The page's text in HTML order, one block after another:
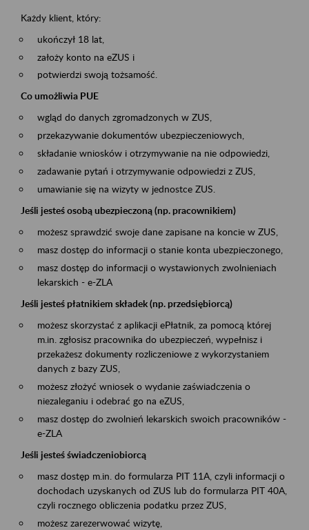
Każdy klient, który:
ukończył 18 lat,
założy konto na eZUS i
potwierdzi swoją tożsamość.
Co umożliwia PUE
wgląd do danych zgromadzonych w ZUS,
przekazywanie dokumentów ubezpieczeniowych,
składanie wniosków i otrzymywanie na nie odpowiedzi,
zadawanie pytań i otrzymywanie odpowiedzi z ZUS,
umawianie się na wizyty w jednostce ZUS.
Jeśli jesteś osobą ubezpieczoną (np. pracownikiem)
możesz sprawdzić swoje dane zapisane na koncie w ZUS,
masz dostęp do informacji o stanie konta ubezpieczonego,
masz dostęp do informacji o wystawionych zwolnieniach
lekarskich - e-ZLA
Jeśli jesteś płatnikiem składek (np. przedsiębiorcą)
możesz skorzystać z aplikacji ePłatnik, za pomocą której
m.in. zgłosisz pracownika do ubezpieczeń, wypełnisz i
przekażesz dokumenty rozliczeniowe z wykorzystaniem
danych z bazy ZUS,
możesz złożyć wniosek o wydanie zaświadczenia o
niezaleganiu i odebrać go na eZUS,
masz dostęp do zwolnień lekarskich swoich pracowników -
e-ZLA
Jeśli jesteś świadczeniobiorcą
masz dostęp m.in. do formularza PIT 11A, czyli informacji o
dochodach uzyskanych od ZUS lub do formularza PIT 40A,
czyli rocznego obliczenia podatku przez ZUS,
możesz zarezerwować wizytę,